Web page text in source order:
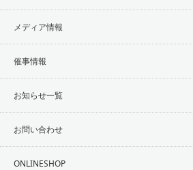
メディア情報
催事情報
お知らせ一覧
お問い合わせ
ONLINESHOP